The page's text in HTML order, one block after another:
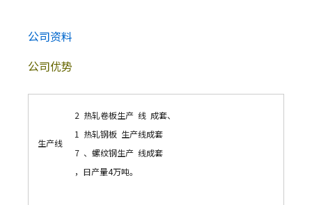
公司资料
公司优势
生产线
2 热轧卷板生产 线 成套、
1 热轧钢板 生产线成套
7 、螺纹钢生产 线成套
，日产量4万吨。